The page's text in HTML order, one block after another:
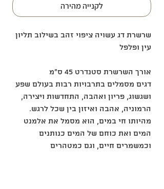
לקנייה מהירה
שרשרת דג עשויה ציפוי זהב בשילוב תליון
עין ופלפל
אורך השרשרת סטנדרט 45 ס״מ
דגים מסמלים בתרבויות רבות בעולם שפע
ושגשוג, פריון ואהבה, התחדשות ויצירה,
הרמוניה, אהבה ואיזון בין שכל לרגש.
מהיותו חי במים, הוא מסמל את אלמנט
המים ואת כוחם של המים כנותנים
וכמשמרים חיים, וגם כמטהרים